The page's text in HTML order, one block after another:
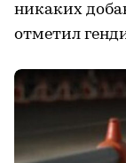
никаких
отметил